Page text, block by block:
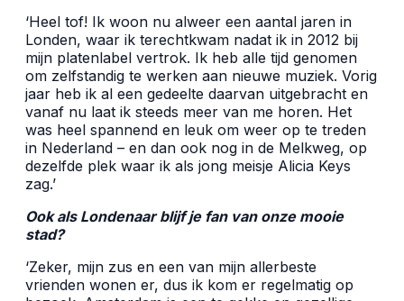
‘Heel tof! Ik woon nu alweer een aantal jaren in
Londen, waar ik terechtkwam nadat ik in 2012 bij
mijn platenlabel vertrok. Ik heb alle tijd genomen
om zelfstandig te werken aan nieuwe muziek. Vorig
jaar heb ik al een gedeelte daarvan uitgebracht en
vanaf nu laat ik steeds meer van me horen. Het
was heel spannend en leuk om weer op te treden
in Nederland – en dan ook nog in de Melkweg, op
dezelfde plek waar ik als jong meisje Alicia Keys
zag.’
Ook als Londenaar blijf je fan van onze mooie
stad?
‘Zeker, mijn zus en een van mijn allerbeste
vrienden wonen er, dus ik kom er regelmatig op